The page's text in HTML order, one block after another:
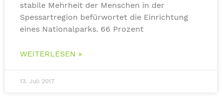
stabile Mehrheit der Menschen in der
Spessartregion befürwortet die Einrichtung
eines Nationalparks. 66 Prozent
WEITERLESEN »
13. Juli 2017